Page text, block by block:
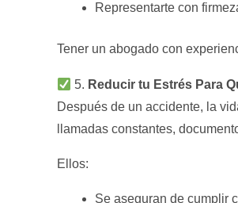
Representarte con
Tener un abogado con
5. Reducir tu Estrés Para
Después de un accidente, la
llamadas constantes,
Ellos:
Se aseguran de cumplir